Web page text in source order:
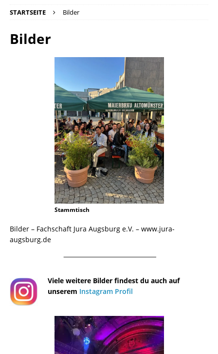
STARTSEITE Bilder
Bilder
Stammtisch
Bilder – Fachschaft Jura Augsburg e.V. – www.jura-
augsburg.de
¯¯¯¯¯¯¯¯¯¯¯¯¯¯¯¯¯¯¯¯¯¯¯¯¯¯¯¯¯¯¯¯¯¯¯¯¯¯
Viele weitere Bilder findest du auch auf
unserem Instagram Profil